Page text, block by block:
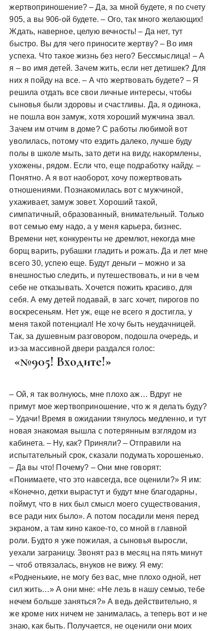
жертвоприношение? – Да, за мной будете, я по счету
905, а вы 906-ой будете. – Ого, так много желающих!
Ждать, наверное, целую вечность! – Да нет, тут
быстро. Вы для чего приносите жертву? – Во имя
успеха. Что такое жизнь без него? Бессмыслица! – А
я – во имя детей. Зачем жить, если нет детишек? Для
них я пойду на все. – А что жертвовать будете? – Я
решила отдать все свои личные интересы, чтобы
сыновья были здоровы и счастливы. Да, я одинока,
не пошла вон замуж, хотя хороший мужчина звал.
Зачем им отчим в доме? С работы любимой вот
уволилась, потому что ездить далеко, лучше буду
полы в школе мыть, зато дети на виду, накормлены,
ухожены, рядом. Если что, еще подработку найду. –
Понятно. А я вот наоборот, хочу пожертвовать
отношениями. Познакомилась вот с мужчиной,
ухаживает, замуж зовет. Хороший такой,
симпатичный, образованный, внимательный. Только
вот семью ему надо, а у меня карьера, бизнес.
Времени нет, конкуренты не дремлют, некогда мне
борщ варить, рубашки гладить и рожать. Да и лет мне
всего 30, успею еще. Будут деньги – можно и за
внешностью следить, и путешествовать, и ни в чем
себе не отказывать. Хочется пожить красиво, для
себя. А ему детей подавай, в загс хочет, пирогов по
воскресеньям. Нет уж, еще не всего я достигла, у
меня такой потенциал! Не хочу быть неудачницей.
Так, за душевным разговором, подошла очередь, и
из-за массивной двери раздался голос:
«№905! Входите!»
– Ой, я так волнуюсь, мне плохо аж… Вдруг не
примут мое жертвоприношение, что ж я делать буду?
– Удачи! Время в ожидании тянулось медленно, и тут
новая знакомая вышла с потерянным взглядом из
кабинета. – Ну, как? Приняли? – Отправили на
испытательный срок, сказали подумать хорошенько.
– Да вы что! Почему? – Они мне говорят:
«Понимаете, что это навсегда, все оценили?» Я им:
«Конечно, детки вырастут и будут мне благодарны,
поймут, что в них был смысл моего существования,
все ради них было». А потом посадили меня перед
экраном, а там кино какое-то, со мной в главной
роли. Будто я уже пожилая, а сыновья выросли,
уехали заграницу. Звонят раз в месяц на пять минут
– чтоб отвязалась, внуков не вижу. Я ему:
«Родненькие, не могу без вас, мне плохо одной, нет
сил жить…» А они мне: «Не лезь в нашу семью, тебе
нечем больше заняться?» А ведь действительно, я
же кроме них ничем не занималась, а теперь вот и не
знаю, как быть. Получается, не оценили они моих